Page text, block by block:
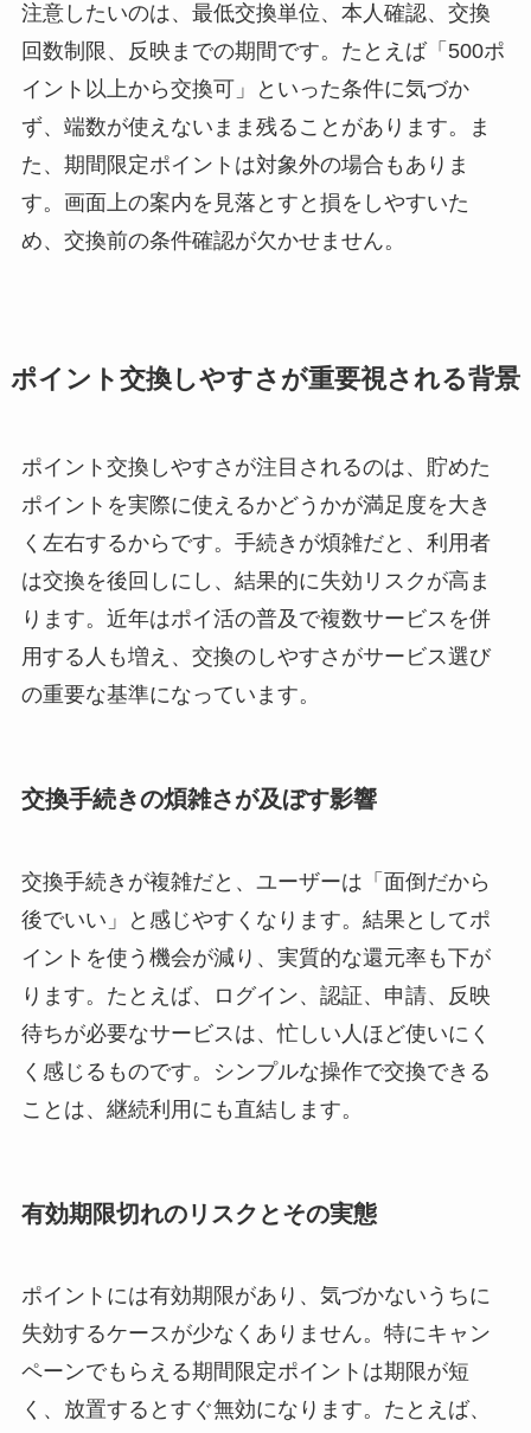
注意したいのは、最低交換単位、本人確認、交換
回数制限、反映までの期間です。たとえば「500ポ
イント以上から交換可」といった条件に気づか
ず、端数が使えないまま残ることがあります。ま
た、期間限定ポイントは対象外の場合もありま
す。画面上の案内を見落とすと損をしやすいた
め、交換前の条件確認が欠かせません。
ポイント交換しやすさが重要視される背景
ポイント交換しやすさが注目されるのは、貯めた
ポイントを実際に使えるかどうかが満足度を大き
く左右するからです。手続きが煩雑だと、利用者
は交換を後回しにし、結果的に失効リスクが高ま
ります。近年はポイ活の普及で複数サービスを併
用する人も増え、交換のしやすさがサービス選び
の重要な基準になっています。
交換手続きの煩雑さが及ぼす影響
交換手続きが複雑だと、ユーザーは「面倒だから
後でいい」と感じやすくなります。結果としてポ
イントを使う機会が減り、実質的な還元率も下が
ります。たとえば、ログイン、認証、申請、反映
待ちが必要なサービスは、忙しい人ほど使いにく
く感じるものです。シンプルな操作で交換できる
ことは、継続利用にも直結します。
有効期限切れのリスクとその実態
ポイントには有効期限があり、気づかないうちに
失効するケースが少なくありません。特にキャン
ペーンでもらえる期間限定ポイントは期限が短
く、放置するとすぐ無効になります。たとえば、